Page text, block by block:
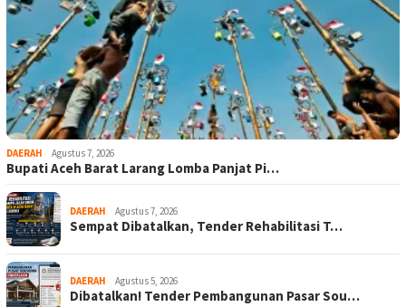
DAERAH Agustus 7, 2026
Bupati Aceh Barat Larang Lomba Panjat Pi…
DAERAH Agustus 7, 2026
Sempat Dibatalkan, Tender Rehabilitasi T…
DAERAH Agustus 5, 2026
Dibatalkan! Tender Pembangunan Pasar Sou…